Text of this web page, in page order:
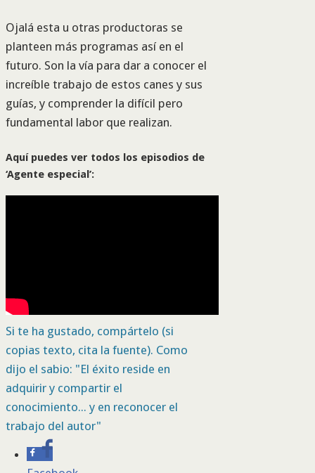
Ojalá esta u otras productoras se
planteen más programas así en el
futuro. Son la vía para dar a conocer el
increíble trabajo de estos canes y sus
guías, y comprender la difícil pero
fundamental labor que realizan.
Aquí puedes ver todos los episodios de
‘Agente especial’:
Si te ha gustado, compártelo (si
copias texto, cita la fuente). Como
dijo el sabio: "El éxito reside en
adquirir y compartir el
conocimiento... y en reconocer el
trabajo del autor"